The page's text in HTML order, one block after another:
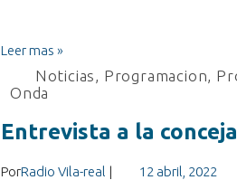
Leer mas »
Noticias, Programacion,
Onda
Entrevista a la
PorRadio Vila-real | 12 abril, 2022